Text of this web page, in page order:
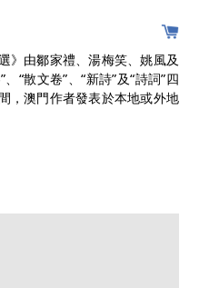
》由鄒家禮、湯梅笑、姚風及
“散文卷”、“新詩”及“詩詞”四
，澳門作者發表於本地或外地